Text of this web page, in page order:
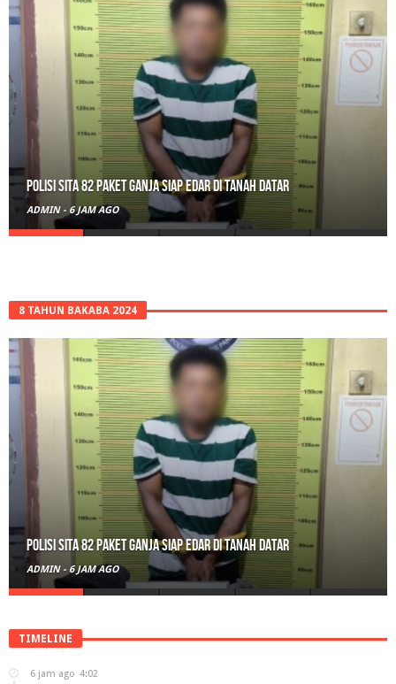
Polisi Sita 82 Paket Ganja Siap Edar di Tanah Datar
ADMIN - 6 JAM AGO
8 TAHUN BAKABA 2024
Polisi Sita 82 Paket Ganja Siap Edar di Tanah Datar
ADMIN - 6 JAM AGO
TIMELINE
6 jam ago 4:02